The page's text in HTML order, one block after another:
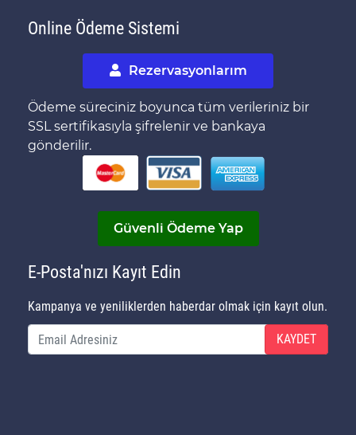
Online Ödeme Sistemi
Rezervasyonlarım
Ödeme süreciniz boyunca tüm verileriniz bir
SSL sertifikasıyla şifrelenir ve bankaya
gönderilir.
Güvenli Ödeme Yap
E-Posta'nızı Kayıt Edin
Kampanya ve yeniliklerden haberdar olmak için kayıt olun.
KAYDET